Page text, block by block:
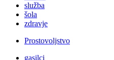
služba
šola
zdravje
Prostovoljstvo
gasilci